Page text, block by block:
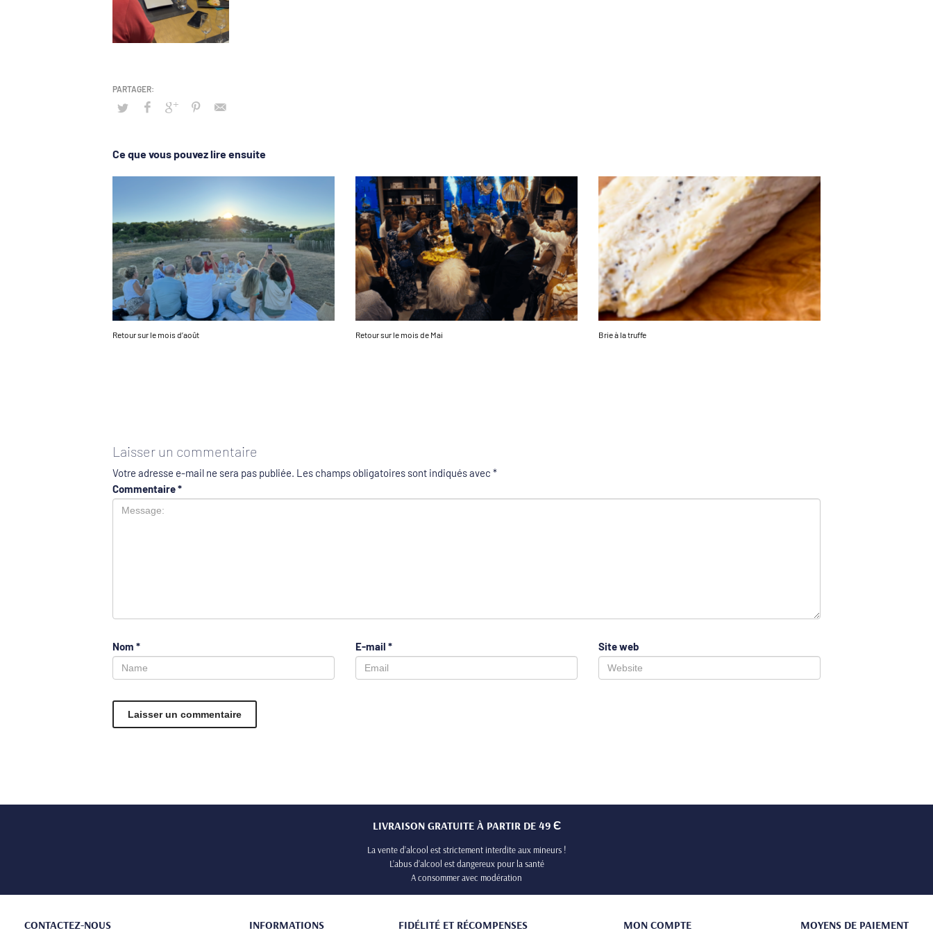
Ce que vous pouvez lire ensuite
Retour sur le mois d’août Retour sur le mois de Mai Brie à la truffe
Laisser un commentaire
Votre adresse e-mail ne sera pas publiée. Les champs obligatoires sont indiqués avec *
Commentaire*
Nom * E-mail * Site web
LIVRAISON GRATUITE À PARTIR DE 49 Є
La vente d’alcool est strictement interdite aux mineurs !
L’abus d’alcool est dangereux pour la santé
A consommer avec modération
CONTACTEZ-NOUS INFORMATIONS FIDÉLITÉ ET RÉCOMPENSES MON COMPTE MOYENS DE PAIEMENT